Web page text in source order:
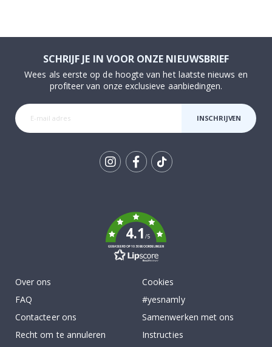
SCHRIJF JE IN VOOR ONZE NIEUWSBRIEF
Wees als eerste op de hoogte van het laatste nieuws en
profiteer van onze exclusieve aanbiedingen.
INSCHRIJVEN
4.1/5
GEBASEERD OP 1030 BEOORDELINGEN
Over ons
FAQ
Contacteer ons
Recht om te annuleren
Cookies
#yesnamly
Samenwerken met ons
Instructies